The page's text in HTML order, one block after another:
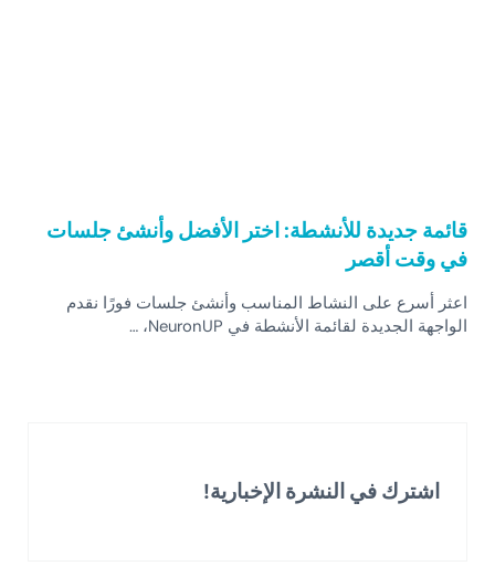
قائمة جديدة للأنشطة: اختر الأفضل وأنشئ جلسات
في وقت أقصر
اعثر أسرع على النشاط المناسب وأنشئ جلسات فورًا نقدم
الواجهة الجديدة لقائمة الأنشطة في NeuronUP، …
اشترك في النشرة الإخبارية!